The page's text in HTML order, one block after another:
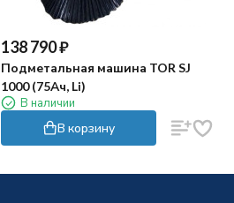
138 790₽
Подметальная машина TOR SJ
1000 (75Ач, Li)
В наличии
В корзину